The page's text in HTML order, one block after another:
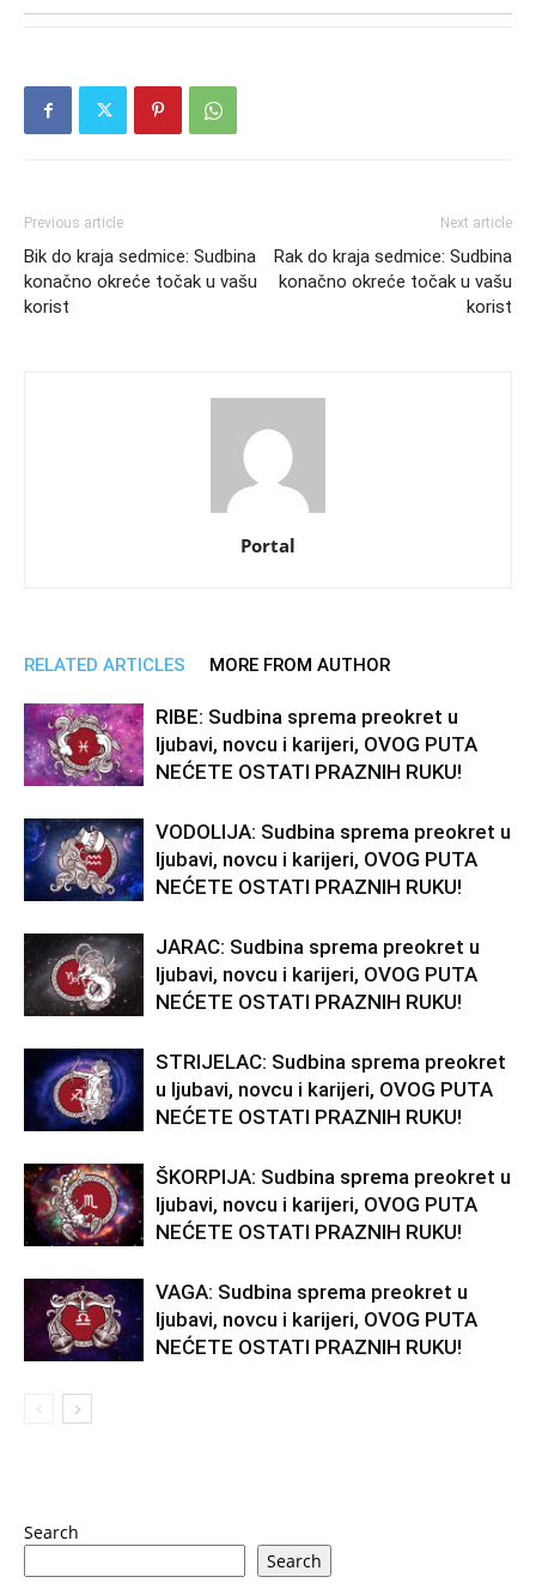
Previous article
Bik do kraja sedmice: Sudbina
konačno okreće točak u vašu
korist
Next article
Rak do kraja sedmice: Sudbina
konačno okreće točak u vašu
korist
Portal
RELATED ARTICLES MORE FROM AUTHOR
RIBE: Sudbina sprema preokret u
ljubavi, novcu i karijeri, OVOG PUTA
NEĆETE OSTATI PRAZNIH RUKU!
VODOLIJA: Sudbina sprema preokret u
ljubavi, novcu i karijeri, OVOG PUTA
NEĆETE OSTATI PRAZNIH RUKU!
JARAC: Sudbina sprema preokret u
ljubavi, novcu i karijeri, OVOG PUTA
NEĆETE OSTATI PRAZNIH RUKU!
STRIJELAC: Sudbina sprema preokret
u ljubavi, novcu i karijeri, OVOG PUTA
NEĆETE OSTATI PRAZNIH RUKU!
ŠKORPIJA: Sudbina sprema preokret u
ljubavi, novcu i karijeri, OVOG PUTA
NEĆETE OSTATI PRAZNIH RUKU!
VAGA: Sudbina sprema preokret u
ljubavi, novcu i karijeri, OVOG PUTA
NEĆETE OSTATI PRAZNIH RUKU!
Search
Search